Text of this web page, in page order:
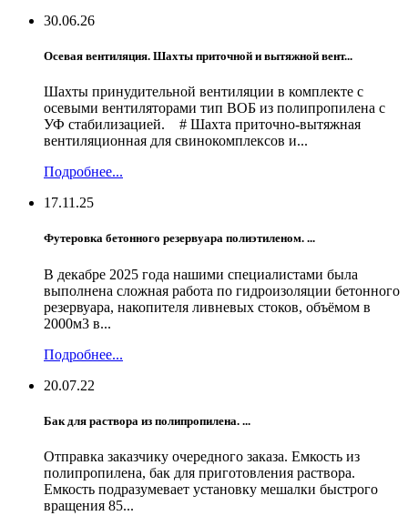
30.06.26
Осевая вентиляция. Шахты приточной и вытяжной вент...
Шахты принудительной вентиляции в комплекте с
осевыми вентиляторами тип ВОБ из полипропилена с
УФ стабилизацией. # Шахта приточно-вытяжная
вентиляционная для свинокомплексов и...
Подробнее...
17.11.25
Футеровка бетонного резервуара полиэтиленом. ...
В декабре 2025 года нашими специалистами была
выполнена сложная работа по гидроизоляции бетонного
резервуара, накопителя ливневых стоков, объёмом в
2000м3 в...
Подробнее...
20.07.22
Бак для раствора из полипропилена. ...
Отправка заказчику очередного заказа. Емкость из
полипропилена, бак для приготовления раствора.
Емкость подразумевает установку мешалки быстрого
вращения 85...